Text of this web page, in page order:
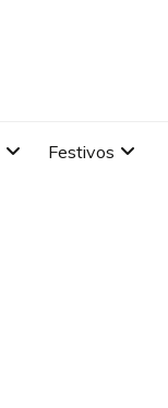
Festivos